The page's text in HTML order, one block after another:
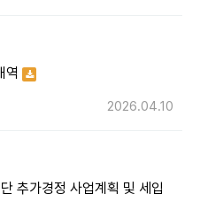
역
2026.04.10
추가경정 사업계획 및 세입